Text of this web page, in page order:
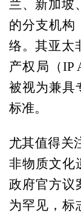
兰、新加坡
的分支机构
络。其亚太
产权局（IP
被视为兼具
标准。
尤其值得关
非物质文化
政府官方议
为罕见，标